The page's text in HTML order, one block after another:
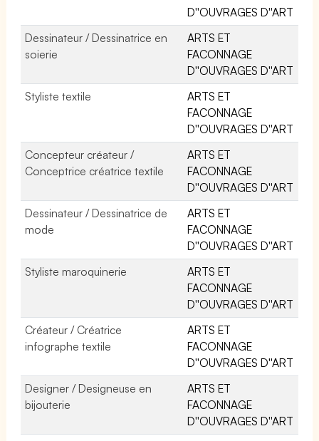
D''OUVRAGES D''ART
Dessinateur / Dessinatrice en
soierie
ARTS ET
FACONNAGE
D''OUVRAGES D''ART
Styliste textile
ARTS ET
FACONNAGE
D''OUVRAGES D''ART
Concepteur créateur /
Conceptrice créatrice textile
ARTS ET
FACONNAGE
D''OUVRAGES D''ART
Dessinateur / Dessinatrice de
mode
ARTS ET
FACONNAGE
D''OUVRAGES D''ART
Styliste maroquinerie
ARTS ET
FACONNAGE
D''OUVRAGES D''ART
Créateur / Créatrice
infographe textile
ARTS ET
FACONNAGE
D''OUVRAGES D''ART
Designer / Designeuse en
bijouterie
ARTS ET
FACONNAGE
D''OUVRAGES D''ART